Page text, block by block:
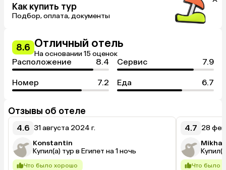
Как купить тур
Подбор, оплата, документы
8.6 Отличный отель
На основании 15 оценок
Расположение 8.4 Сервис 7.9
Номер 7.2 Еда 6.7
Отзывы об отеле
4.6 31 августа 2024 г.
Konstantin
Купил(а) тур в Египет на 1 ночь
Что было хорошо
4.7 28
Mikhail
Что было